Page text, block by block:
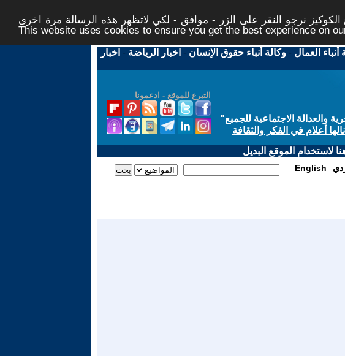
نرجو النقر على الزر - موافق - لكي لاتظهر هذه الرسالة مرة اخرى -
This website uses cookies to ensure you get the best experience on
أنباء العمال -وكالة أنباء حقوق الإنسان - اخبار الرياضة - اخبار
التبرع للموقع - ادعمونا
الاجتماعية للجميع"
أعلام في الفكر والثقافة
لاستخدام الموقع البديل
English